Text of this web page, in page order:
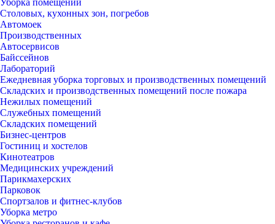
Уборка помещений
Столовых, кухонных зон, погребов
Автомоек
Производственных
Автосервисов
Байссейнов
Лабораторий
Ежедневная уборка торговых и производственных помещений
Складских и производственных помещений после пожара
Нежилых помещений
Служебных помещений
Складских помещений
Бизнес-центров
Гостиниц и хостелов
Кинотеатров
Медицинских учреждений
Парикмахерских
Парковок
Спортзалов и фитнес-клубов
Уборка метро